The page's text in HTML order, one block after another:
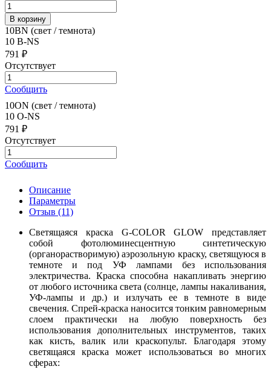
10BN (свет / темнота)
10 B-NS
791 ₽
Отсутствует
Сообщить
10ON (свет / темнота)
10 O-NS
791 ₽
Отсутствует
Сообщить
Описание
Параметры
Отзыв (11)
Светящаяся краска G-COLOR GLOW представляет
собой фотолюминесцентную синтетическую
(органорастворимую) аэрозольную краску, светящуюся в
темноте и под УФ лампами без использования
электричества. Краска способна накапливать энергию
от любого источника света (солнце, лампы накаливания,
УФ-лампы и др.) и излучать ее в темноте в виде
свечения. Спрей-краска наносится тонким равномерным
слоем практически на любую поверхность без
использования дополнительных инструментов, таких
как кисть, валик или краскопульт. Благодаря этому
светящаяся краска может использоваться во многих
сферах: